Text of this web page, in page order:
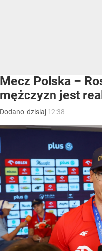
Mecz Polska –
mężczyzn jest
Dodano:dzisiaj 12:38